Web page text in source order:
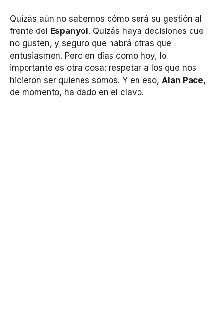
Quizás aún no sabemos cómo será su gestión al
frente del Espanyol. Quizás haya decisiones que
no gusten, y seguro que habrá otras que
entusiasmen. Pero en días como hoy, lo
importante es otra cosa: respetar a los que nos
hicieron ser quienes somos. Y en eso, Alan Pace,
de momento, ha dado en el clavo.